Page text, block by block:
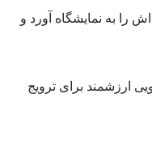
را به نمایشگاه آورد و
ارزشمند برای ترویج